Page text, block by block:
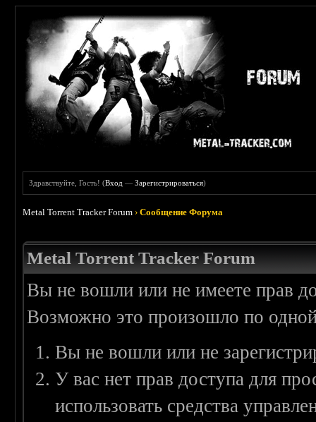
Здравствуйте, Гость! (Вход —Зарегистрироваться)
Metal Torrent Tracker Forum ›Сообщение Форума
Metal Torrent Tracker Forum
Вы не вошли или не имеете прав
Возможно это произошло по
Вы не вошли или не
У вас нет прав доступа для
использовать средства